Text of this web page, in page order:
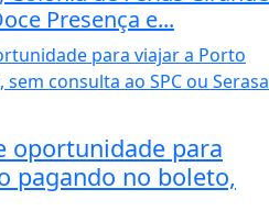
Presença e...
oportunidade para
pagando no boleto,